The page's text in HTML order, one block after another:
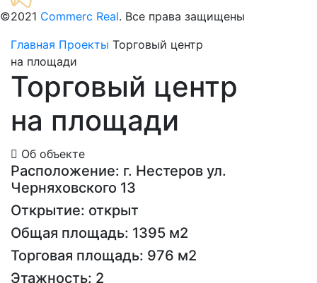
©2021 Commerc Real. Все права защищены
Главная Проекты Торговый центр
на площади
Торговый центр
на площади
Об объекте
Расположение: г. Нестеров ул.
Черняховского 13
Открытие: открыт
Общая площадь: 1395 м2
Торговая площадь: 976 м2
Этажность: 2